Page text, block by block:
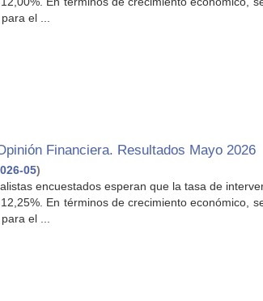
el ...
Financiera. Resultados Mayo 2026
05)
encuestados esperan que la tasa de
En términos de crecimiento económico,
el ...